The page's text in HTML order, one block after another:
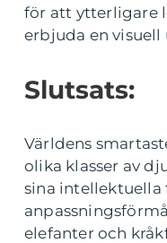
för att ytterligare
erbjuda en visuell
Slutsats:
Världens
olika klasser av
sina intellektuella
elefanter och